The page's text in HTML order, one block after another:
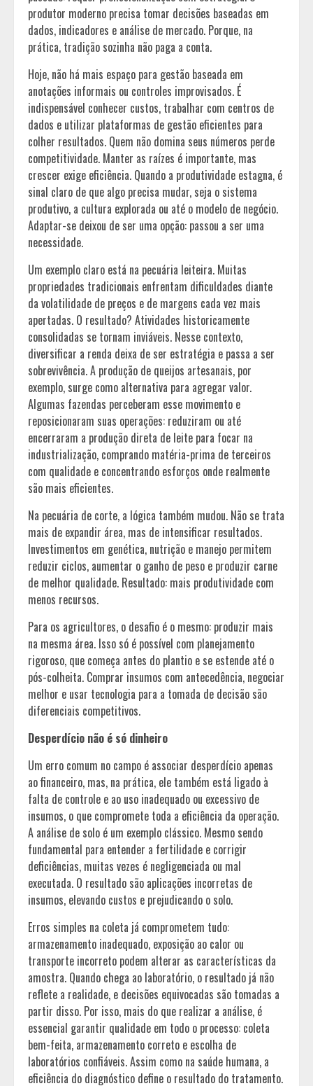
produtor moderno precisa tomar decisões baseadas em
dados, indicadores e análise de mercado. Porque, na
prática, tradição sozinha não paga a conta.
Hoje, não há mais espaço para gestão baseada em
anotações informais ou controles improvisados. É
indispensável conhecer custos, trabalhar com centros de
dados e utilizar plataformas de gestão eficientes para
colher resultados. Quem não domina seus números perde
competitividade. Manter as raízes é importante, mas
crescer exige eficiência. Quando a produtividade estagna, é
sinal claro de que algo precisa mudar, seja o sistema
produtivo, a cultura explorada ou até o modelo de negócio.
Adaptar-se deixou de ser uma opção: passou a ser uma
necessidade.
Um exemplo claro está na pecuária leiteira. Muitas
propriedades tradicionais enfrentam dificuldades diante
da volatilidade de preços e de margens cada vez mais
apertadas. O resultado? Atividades historicamente
consolidadas se tornam inviáveis. Nesse contexto,
diversificar a renda deixa de ser estratégia e passa a ser
sobrevivência. A produção de queijos artesanais, por
exemplo, surge como alternativa para agregar valor.
Algumas fazendas perceberam esse movimento e
reposicionaram suas operações: reduziram ou até
encerraram a produção direta de leite para focar na
industrialização, comprando matéria-prima de terceiros
com qualidade e concentrando esforços onde realmente
são mais eficientes.
Na pecuária de corte, a lógica também mudou. Não se trata
mais de expandir área, mas de intensificar resultados.
Investimentos em genética, nutrição e manejo permitem
reduzir ciclos, aumentar o ganho de peso e produzir carne
de melhor qualidade. Resultado: mais produtividade com
menos recursos.
Para os agricultores, o desafio é o mesmo: produzir mais
na mesma área. Isso só é possível com planejamento
rigoroso, que começa antes do plantio e se estende até o
pós-colheita. Comprar insumos com antecedência, negociar
melhor e usar tecnologia para a tomada de decisão são
diferenciais competitivos.
Desperdício não é só dinheiro
Um erro comum no campo é associar desperdício apenas
ao financeiro, mas, na prática, ele também está ligado à
falta de controle e ao uso inadequado ou excessivo de
insumos, o que compromete toda a eficiência da operação.
A análise de solo é um exemplo clássico. Mesmo sendo
fundamental para entender a fertilidade e corrigir
deficiências, muitas vezes é negligenciada ou mal
executada. O resultado são aplicações incorretas de
insumos, elevando custos e prejudicando o solo.
Erros simples na coleta já comprometem tudo:
armazenamento inadequado, exposição ao calor ou
transporte incorreto podem alterar as características da
amostra. Quando chega ao laboratório, o resultado já não
reflete a realidade, e decisões equivocadas são tomadas a
partir disso. Por isso, mais do que realizar a análise, é
essencial garantir qualidade em todo o processo: coleta
bem-feita, armazenamento correto e escolha de
laboratórios confiáveis. Assim como na saúde humana, a
eficiência do diagnóstico define o resultado do tratamento.